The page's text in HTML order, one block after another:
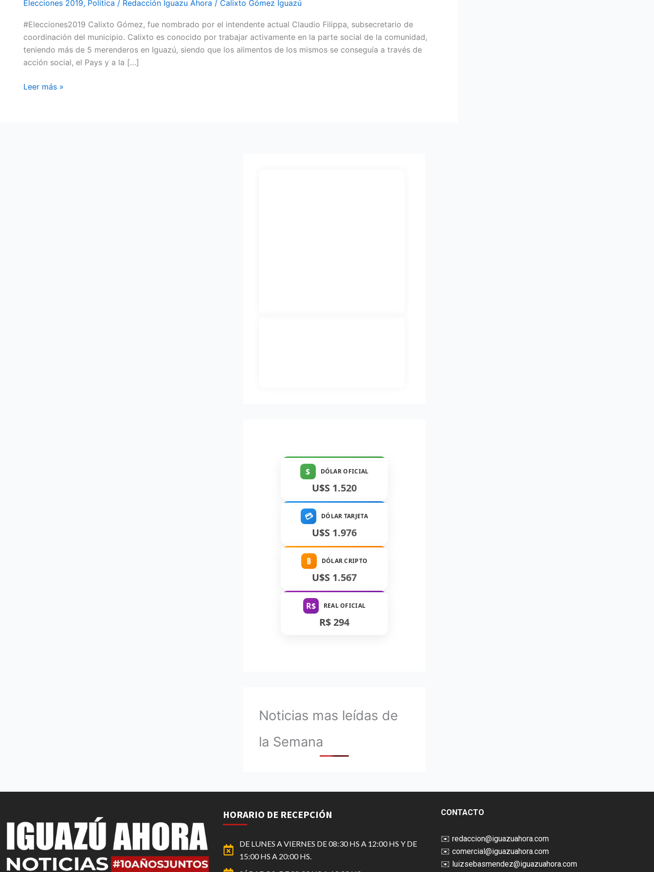
Elecciones 2019, Politica / Redacción Iguazu Ahora / Calixto Gómez Iguazú
#Elecciones2019 Calixto Gómez, fue nombrado por el intendente actual Claudio Filippa, subsecretario de
coordinación del municipio. Calixto es conocido por trabajar activamente en la parte social de la comunidad,
teniendo más de 5 merenderos en Iguazú, siendo que los alimentos de los mismos se conseguía a través de
acción social, el Pays y a la […]
PAYS
AHORA
ES
FILIPPISTA
Leer más »
$ DÓLAR OFICIAL
U$S 1.520
💳 DÓLAR TARJETA
U$S 1.976
₿ DÓLAR CRIPTO
U$S 1.567
R$ REAL OFICIAL
R$ 294
Noticias mas leídas de
la Semana
HORARIO DE RECEPCIÓN
DE LUNES A VIERNES DE 08:30 HS A 12:00 HS Y DE
15:00 HS A 20:00 HS.
CONTACTO
✉️ redaccion@iguazuahora.com
✉️ comercial@iguazuahora.com
✉️ luizsebasmendez@iguazuahora.com